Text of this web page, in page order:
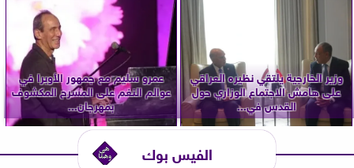
وزير الخارجية يلتقي نظيره العراقي
على هامش الاجتماع الوزاري حول
القدس في...
عمرو سليم مع جمهور الأوبرا في
عوالم النغم على المسرح المكشوف
بمهرجان...
الفيس بوك